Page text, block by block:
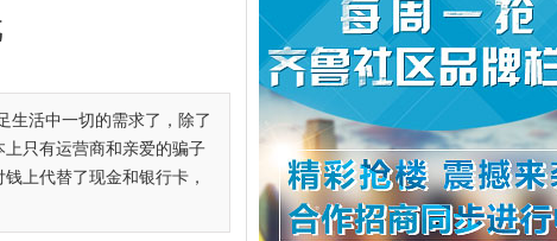
生活中一切的需求了，除了
只有运营商和亲爱的骗子
上代替了现金和银行卡，